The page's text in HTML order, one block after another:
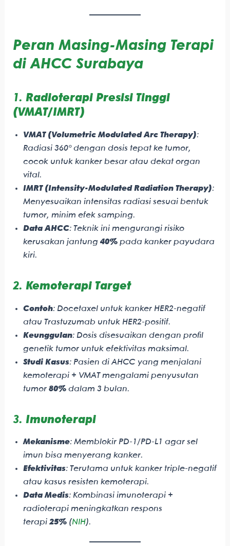
Peran Masing-Masing Terapi
di AHCC Surabaya
1. Radioterapi Presisi Tinggi
(VMAT/IMRT)
VMAT (Volumetric Modulated Arc Therapy):
Radiasi 360° dengan dosis tepat ke tumor,
cocok untuk kanker besar atau dekat organ
vital.
IMRT (Intensity-Modulated Radiation Therapy):
Menyesuaikan intensitas radiasi sesuai bentuk
tumor, minim efek samping.
Data AHCC: Teknik ini mengurangi risiko
kerusakan jantung 40%pada kanker payudara
kiri.
2. Kemoterapi Target
Contoh: Docetaxel untuk kanker HER2-negatif
atau Trastuzumab untuk HER2-positif.
Keunggulan: Dosis disesuaikan dengan profil
genetik tumor untuk efektivitas maksimal.
Studi Kasus: Pasien di AHCC yang menjalani
kemoterapi + VMAT mengalami penyusutan
tumor 80%dalam 3 bulan.
3. Imunoterapi
Mekanisme: Memblokir PD-1/PD-L1 agar sel
imun bisa menyerang kanker.
Efektivitas: Terutama untuk kanker triple-negatif
atau kasus resisten kemoterapi.
Data Medis: Kombinasi imunoterapi +
radioterapi meningkatkan respons
terapi 25%(NIH).